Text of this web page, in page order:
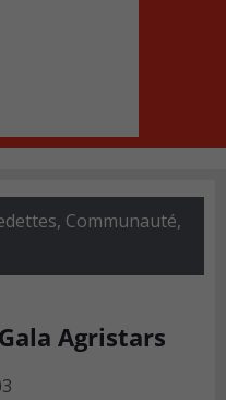
, Communauté,
Agristars